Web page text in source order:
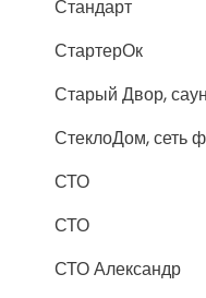
Стандарт
СтартерОк
Старый Двор,
СтеклоДом, сеть
СТО
СТО
СТО Александр